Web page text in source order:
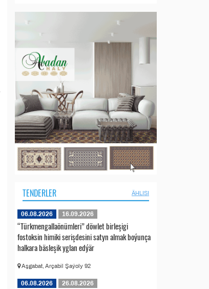
TENDERLER ÄHLISI
06.08.2026 16.09.2026
“Türkmengallaönümleri” döwlet birleşigi
fostoksin himiki serişdesini satyn almak boýunça
halkara bäsleşik yglan edýär
Aşgabat, Arçabil Şaýoly 92
06.08.2026 26.08.2026